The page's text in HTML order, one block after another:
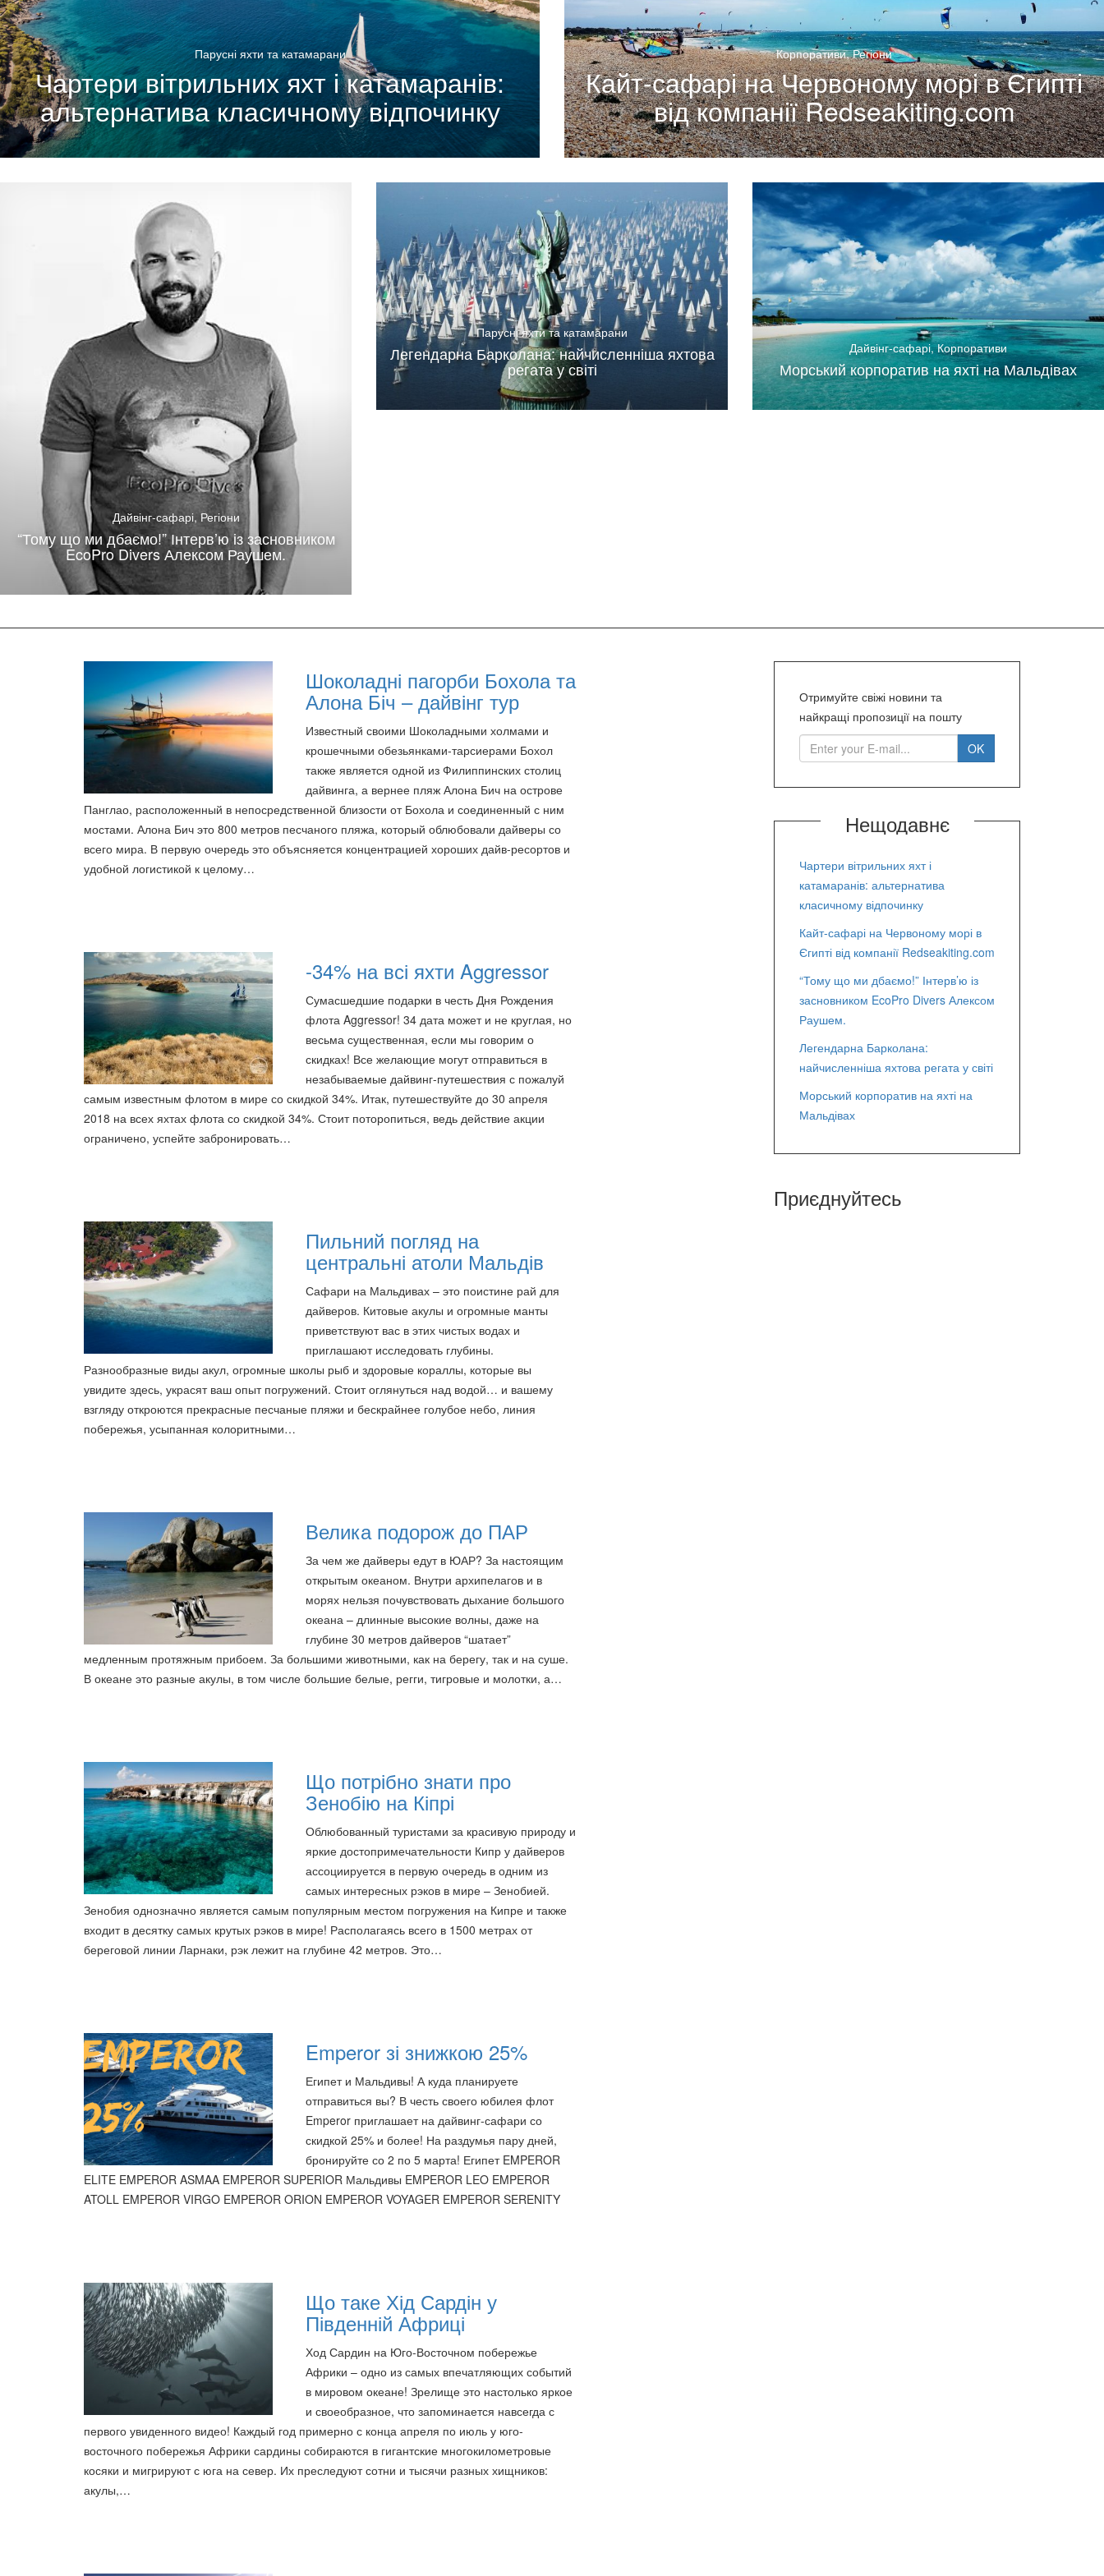
Парусні яхти та катамарани
Чартери вітрильних яхт і катамаранів:
альтернатива класичному відпочинку
Корпоративи,Регіони
Кайт-сафарі на Червоному морі в Єгипті
від компанії Redseakiting.com
Дайвінг-сафарі,Регіони
“Тому що ми дбаємо!” Інтерв’ю із засновником
EcoPro Divers Алексом Раушем.
Парусні яхти та катамарани
Легендарна Барколана: найчисленніша яхтова
регата у світі
Дайвінг-сафарі,Корпоративи
Морський корпоратив на яхті на Мальдівах
Шоколадні пагорби Бохола та
Алона Біч – дайвінг тур
Известный своими Шоколадными холмами и
крошечными обезьянками-тарсиерами Бохол
также является одной из Филиппинских столиц
дайвинга, а вернее пляж Алона Бич на острове
Панглао, расположенный в непосредственной близости от Бохола и соединенный с ним
мостами. Алона Бич это 800 метров песчаного пляжа, который облюбовали дайверы со
всего мира. В первую очередь это объясняется концентрацией хороших дайв-ресортов и
удобной логистикой к целому…
-34% на всі яхти Aggressor
Сумасшедшие подарки в честь Дня Рождения
флота Aggressor! 34 дата может и не круглая, но
весьма существенная, если мы говорим о
скидках! Все желающие могут отправиться в
незабываемые дайвинг-путешествия с пожалуй
самым известным флотом в мире со скидкой 34%. Итак, путешествуйте до 30 апреля
2018 на всех яхтах флота со скидкой 34%. Стоит поторопиться, ведь действие акции
ограничено, успейте забронировать…
Пильний погляд на
центральні атоли Мальдів
Сафари на Мальдивах – это поистине рай для
дайверов. Китовые акулы и огромные манты
приветствуют вас в этих чистых водах и
приглашают исследовать глубины.
Разнообразные виды акул, огромные школы рыб и здоровые кораллы, которые вы
увидите здесь, украсят ваш опыт погружений. Стоит оглянуться над водой… и вашему
взгляду откроются прекрасные песчаные пляжи и бескрайнее голубое небо, линия
побережья, усыпанная колоритными…
Велика подорож до ПАР
За чем же дайверы едут в ЮАР? За настоящим
открытым океаном. Внутри архипелагов и в
морях нельзя почувствовать дыхание большого
океана – длинные высокие волны, даже на
глубине 30 метров дайверов “шатает”
медленным протяжным прибоем. За большими животными, как на берегу, так и на суше.
В океане это разные акулы, в том числе большие белые, регги, тигровые и молотки, а…
Що потрібно знати про
Зенобію на Кіпрі
Облюбованный туристами за красивую природу и
яркие достопримечательности Кипр у дайверов
ассоциируется в первую очередь в одним из
самых интересных рэков в мире – Зенобией.
Зенобия однозначно является самым популярным местом погружения на Кипре и также
входит в десятку самых крутых рэков в мире! Располагаясь всего в 1500 метрах от
береговой линии Ларнаки, рэк лежит на глубине 42 метров. Это…
Emperor зі знижкою 25%
Египет и Мальдивы! А куда планируете
отправиться вы? В честь своего юбилея флот
Emperor приглашает на дайвинг-сафари со
скидкой 25% и более! На раздумья пару дней,
бронируйте со 2 по 5 марта! Египет EMPEROR
ELITE EMPEROR ASMAA EMPEROR SUPERIOR Мальдивы EMPEROR LEO EMPEROR
ATOLL EMPEROR VIRGO EMPEROR ORION EMPEROR VOYAGER EMPEROR SERENITY
Що таке Хід Сардін у
Південній Африці
Ход Сардин на Юго-Восточном побережье
Африки – одно из самых впечатляющих событий
в мировом океане! Зрелище это настолько яркое
и своеобразное, что запоминается навсегда с
первого увиденного видео! Каждый год примерно с конца апреля по июль у юго-
восточного побережья Африки сардины собираются в гигантские многокилометровые
косяки и мигрируют с юга на север. Их преследуют сотни и тысячи разных хищников:
акулы,…
Отримуйте свіжі новини та
найкращі пропозиції на пошту
Нещодавнє
Чартери вітрильних яхт і
катамаранів: альтернатива
класичному відпочинку
Кайт-сафарі на Червоному морі в
Єгипті від компанії Redseakiting.com
“Тому що ми дбаємо!” Інтерв’ю із
засновником EcoPro Divers Алексом
Раушем.
Легендарна Барколана:
найчисленніша яхтова регата у світі
Морський корпоратив на яхті на
Мальдівах
Приєднуйтесь